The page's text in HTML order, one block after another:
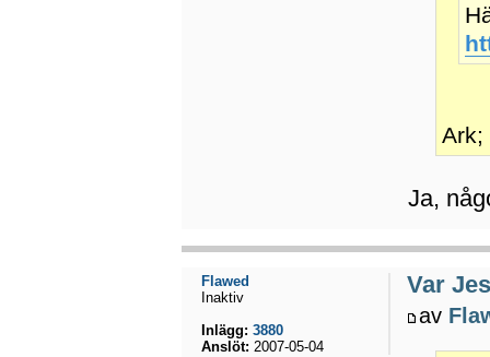
Ark;
Ja,
Var
av
Flawed
Inaktiv
Inlägg: 3880
Anslöt: 2007-05-04